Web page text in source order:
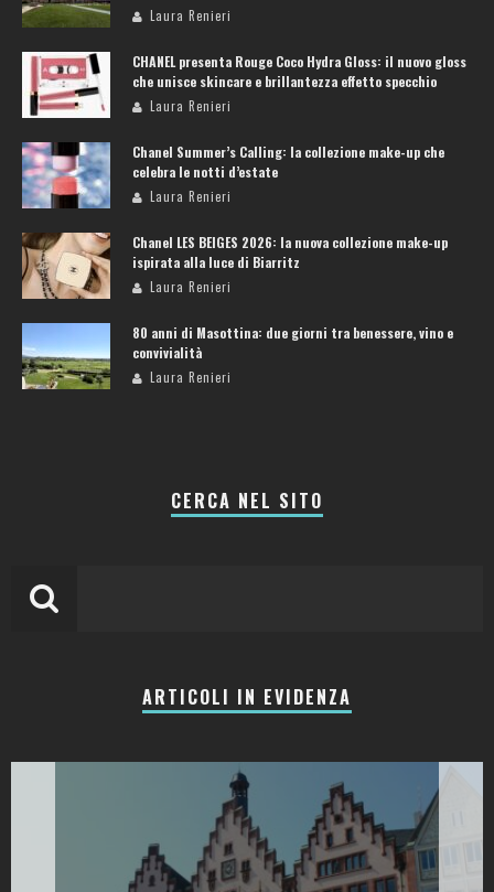
Laura Renieri
CHANEL presenta Rouge Coco Hydra Gloss: il nuovo gloss
che unisce skincare e brillantezza effetto specchio
Laura Renieri
Chanel Summer’s Calling: la collezione make-up che
celebra le notti d’estate
Laura Renieri
Chanel LES BEIGES 2026: la nuova collezione make-up
ispirata alla luce di Biarritz
Laura Renieri
80 anni di Masottina: due giorni tra benessere, vino e
convivialità
Laura Renieri
CERCA NEL SITO
ARTICOLI IN EVIDENZA